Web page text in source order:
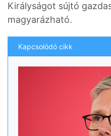
Királyságot sújtó
magyarázható.
Kapcsolódó cikk